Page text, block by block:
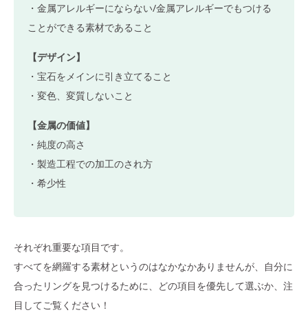
・金属アレルギーにならない/金属アレルギーでもつける
ことができる素材であること
【デザイン】
・宝石をメインに引き立てること
・変色、変質しないこと
【金属の価値】
・純度の高さ
・製造工程での加工のされ方
・希少性
それぞれ重要な項目です。
すべてを網羅する素材というのはなかなかありませんが、自分に
合ったリングを見つけるために、どの項目を優先して選ぶか、注
目してご覧ください！